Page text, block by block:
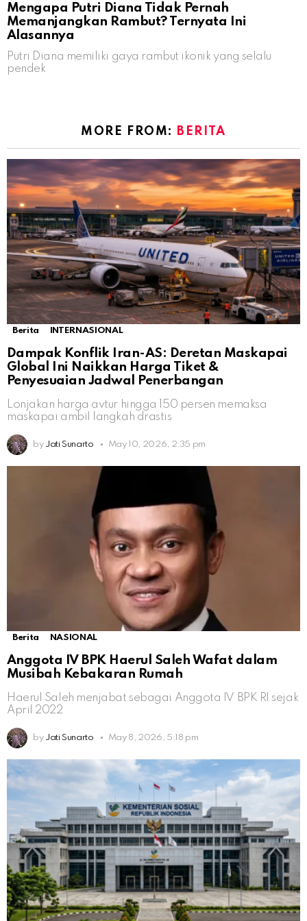
Mengapa Putri Diana Tidak Pernah
Memanjangkan Rambut? Ternyata Ini
Alasannya
Putri Diana memiliki gaya rambut ikonik yang selalu
pendek
MORE FROM: BERITA
Berita INTERNASIONAL
Dampak Konflik Iran-AS: Deretan Maskapai
Global Ini Naikkan Harga Tiket &
Penyesuaian Jadwal Penerbangan
Lonjakan harga avtur hingga 150 persen memaksa
maskapai ambil langkah drastis
by Jati Sunarto May 10, 2026, 2:35 pm
Berita NASIONAL
Anggota IV BPK Haerul Saleh Wafat dalam
Musibah Kebakaran Rumah
Haerul Saleh menjabat sebagai Anggota IV BPK RI sejak
April 2022
by Jati Sunarto May 8, 2026, 5:18 pm